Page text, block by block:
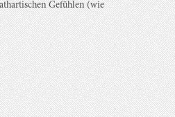
Gefühlen (wie